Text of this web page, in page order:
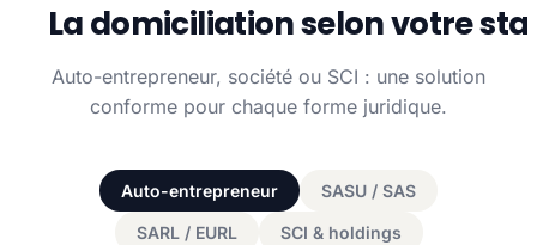
La domiciliation selon votre
Auto-entrepreneur, société ou SCI : une solution
conforme pour chaque forme juridique.
Auto-entrepreneur SASU / SAS
SARL / EURL SCI & holdings